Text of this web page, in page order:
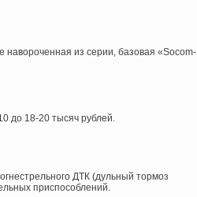
из серии, базовая «Socom-
до 18-20 тысяч рублей.
ДТК (дульный тормоз
приспособлений.